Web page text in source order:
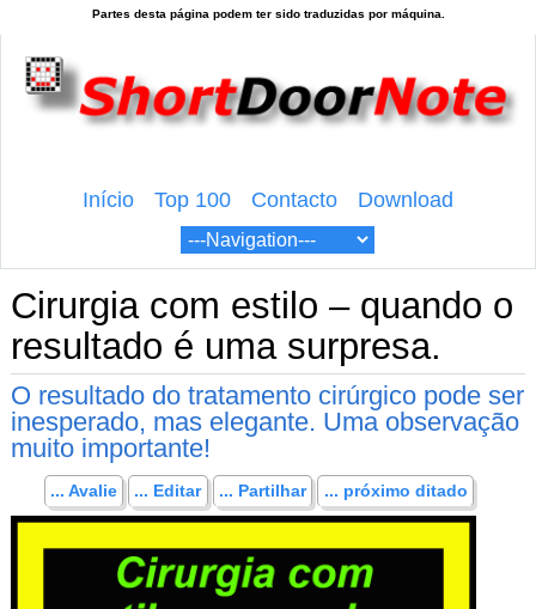
Início Top 100 Contacto Download
Cirurgia com estilo – quando o
resultado é uma surpresa.
O resultado do tratamento cirúrgico pode ser
inesperado, mas elegante. Uma observação
muito importante!
... Avalie ... Editar ... Partilhar ... próximo ditado